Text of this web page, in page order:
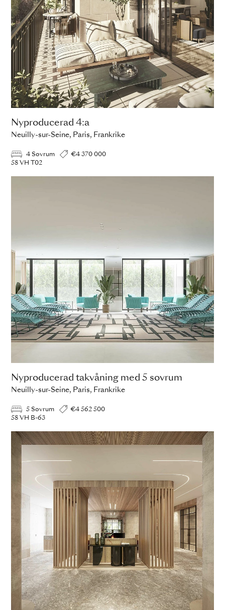
Nyproducerad 4:a
Neuilly-sur-Seine, Paris, Frankrike
4 Sovrum
€4 370 000
58 VH T02
Nyproducerad takvåning med 5 sovrum
Neuilly-sur-Seine, Paris, Frankrike
5 Sovrum
€4 562 500
58 VH B-63